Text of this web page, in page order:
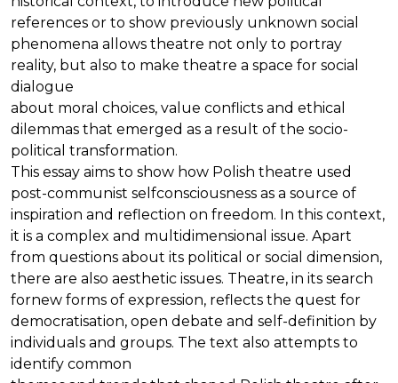
references or to show previously unknown social
phenomena allows theatre not only to portray
reality, but also to make theatre a space for social
dialogue
about moral choices, value conflicts and ethical
dilemmas that emerged as a result of the socio-
political transformation.
This essay aims to show how Polish theatre used
post-communist selfconsciousness as a source of
inspiration and reflection on freedom. In this context,
it is a complex and multidimensional issue. Apart
from questions about its political or social dimension,
there are also aesthetic issues. Theatre, in its search
fornew forms of expression, reflects the quest for
democratisation, open debate and self-definition by
individuals and groups. The text also attempts to
identify common